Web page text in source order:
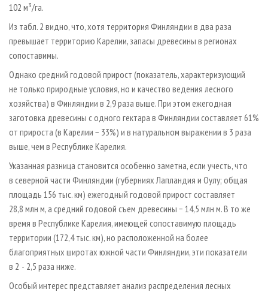
102 м³/га.
Из табл. 2 видно, что, хотя территория Финляндии в два раза
превышает территорию Карелии, запасы древесины в регионах
сопоставимы.
Однако средний годовой прирост (показатель, характеризующий
не только природные условия, но и качество ведения лесного
хозяйства) в Финляндии в 2,9 раза выше. При этом ежегодная
заготовка древесины с одного гектара в Финляндии составляет 61%
от прироста (в Карелии − 33%) и в натуральном выражении в 3 раза
выше, чем в Республике Карелия.
Указанная разница становится особенно заметна, если учесть, что
в северной части Финляндии (губерниях Лапландия и Оулу; общая
площадь 156 тыс. км) ежегодный годовой прирост составляет
28,8 млн м, а средний годовой съем древесины − 14,5 млн м. В то же
время в Республике Карелия, имеющей сопоставимую площадь
территории (172,4 тыс. км), но расположенной на более
благоприятных широтах южной части Финляндии, эти показатели
в 2 - 2,5 раза ниже.
Особый интерес представляет анализ распределения лесных